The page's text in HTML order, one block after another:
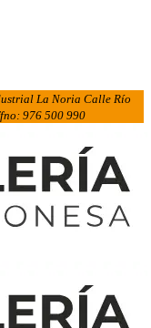
La Noria Calle Río
976 500 990